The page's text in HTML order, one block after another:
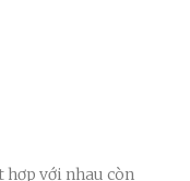
hợp với nhau còn